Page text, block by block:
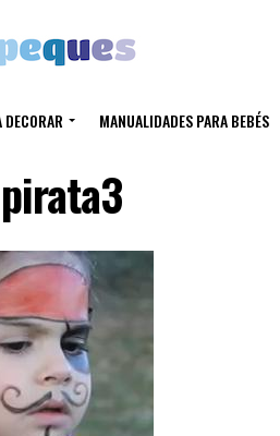
MANUALIDADES PARA BEBÉS